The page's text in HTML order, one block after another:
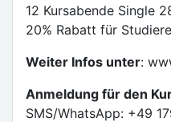
12 Kursabende Single
20% Rabatt für
Weiter Infos unter:
Anmeldung für den
SMS/WhatsApp: +49